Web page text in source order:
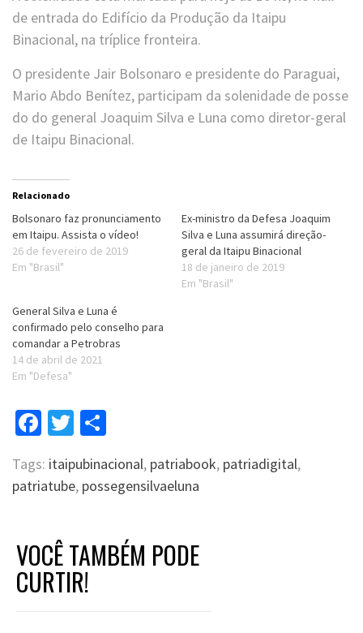
de entrada do Edifício da Produção da Itaipu
Binacional, na tríplice fronteira.
O presidente Jair Bolsonaro e presidente do Paraguai,
Mario Abdo Benítez, participam da solenidade de posse
do do general Joaquim Silva e Luna como diretor-geral
de Itaipu Binacional.
Relacionado
Bolsonaro faz pronunciamento
em Itaipu. Assista o vídeo!
26 de fevereiro de 2019
Em "Brasil"
Ex-ministro da Defesa Joaquim
Silva e Luna assumirá direção-
geral da Itaipu Binacional
18 de janeiro de 2019
Em "Brasil"
General Silva e Luna é
confirmado pelo conselho para
comandar a Petrobras
14 de abril de 2021
Em "Defesa"
Facebook
Twitter
Tags: itaipubinacional, patriabook, patriadigital,
patriatube, possegensilvaeluna
VOCÊ TAMBÉM PODE
CURTIR!